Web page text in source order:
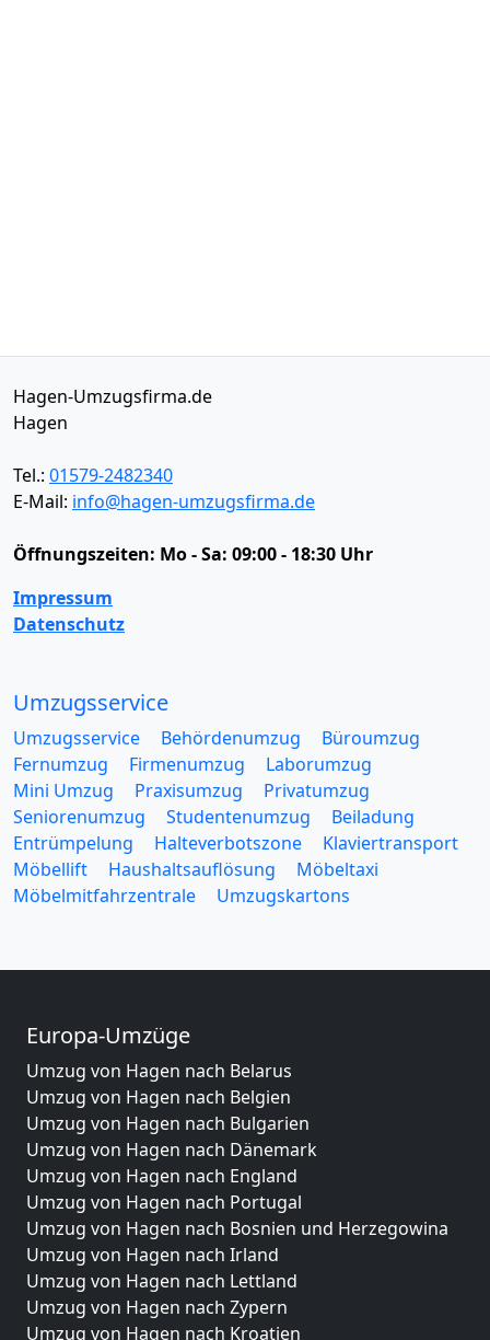
Hagen-Umzugsfirma.de
Hagen
Tel.: 01579-2482340
E-Mail: info@hagen-umzugsfirma.de
Öffnungszeiten: Mo - Sa: 09:00 - 18:30 Uhr
Impressum
Datenschutz
Umzugsservice
Umzugsservice Behördenumzug
Büroumzug
Fernumzug
Firmenumzug
Laborumzug
Mini Umzug
Praxisumzug
Privatumzug
Seniorenumzug
Studentenumzug
Beiladung
Entrümpelung
Halteverbotszone
Klaviertransport
Möbellift
Haushaltsauflösung
Möbeltaxi
Möbelmitfahrzentrale
Umzugskartons
Europa-Umzüge
Umzug von Hagen nach Belarus
Umzug von Hagen nach Belgien
Umzug von Hagen nach Bulgarien
Umzug von Hagen nach Dänemark
Umzug von Hagen nach England
Umzug von Hagen nach Portugal
Umzug von Hagen nach Bosnien und Herzegowina
Umzug von Hagen nach Irland
Umzug von Hagen nach Lettland
Umzug von Hagen nach Zypern
Umzug von Hagen nach Kroatien